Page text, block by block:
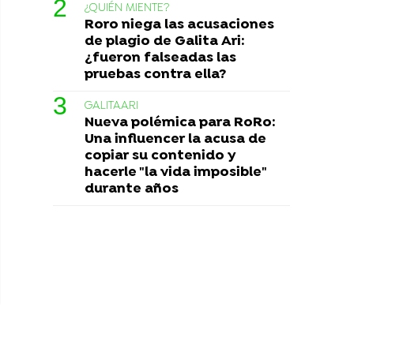
¿QUIÉN MIENTE?
Roro niega las acusaciones
de plagio de Galita Ari:
¿fueron falseadas las
pruebas contra ella?
GALITAARI
Nueva polémica para RoRo:
Una influencer la acusa de
copiar su contenido y
hacerle "la vida imposible"
durante años